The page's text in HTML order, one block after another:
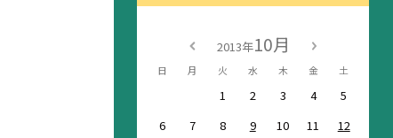
2013年10月
日 月 火 水 木 金 土
1 2 3 4
5
6
7 8 9 10 11
12